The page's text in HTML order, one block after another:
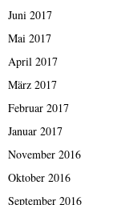
Juni 2017
Mai 2017
April 2017
März 2017
Februar 2017
Januar 2017
November 2016
Oktober 2016
September 2016